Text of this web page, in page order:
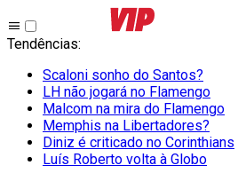
Tendências:
Scaloni sonho do Santos?
LH não jogará no Flamengo
Malcom na mira do Flamengo
Memphis na Libertadores?
Diniz é criticado no Corinthians
Luís Roberto volta à Globo